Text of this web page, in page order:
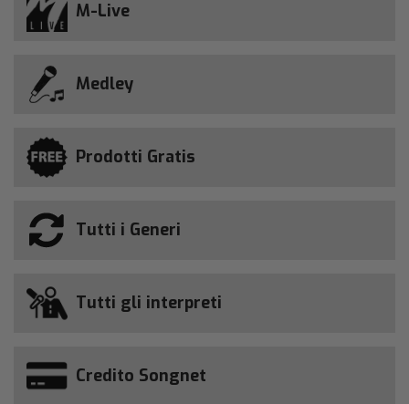
M-Live
Medley
Prodotti Gratis
Tutti i Generi
Tutti gli interpreti
Credito Songnet